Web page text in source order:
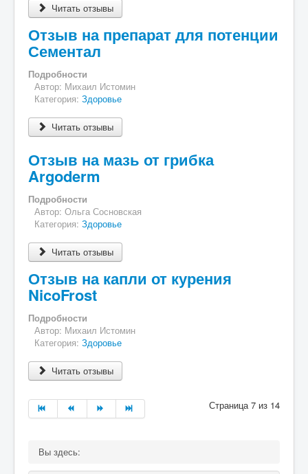
Читать отзывы
Отзыв на препарат для потенции
Сементал
Подробности
Автор: Михаил Истомин
Категория: Здоровье
Читать отзывы
Отзыв на мазь от грибка
Argoderm
Подробности
Автор: Ольга Сосновская
Категория: Здоровье
Читать отзывы
Отзыв на капли от курения
NicoFrost
Подробности
Автор: Михаил Истомин
Категория: Здоровье
Читать отзывы
Страница 7 из 14
Вы здесь: